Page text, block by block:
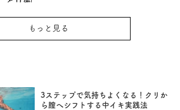
もっと見る
3ステップで気持ちよくなる！クリか
ら膣へシフトする中イキ実践法